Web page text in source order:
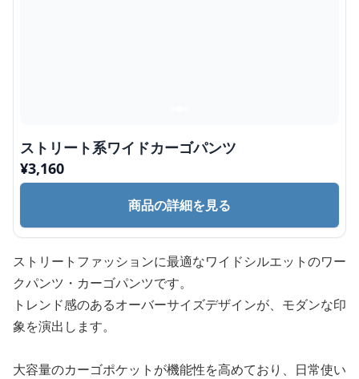
ストリート系ワイドカーゴパンツ
¥3,160
商品の詳細を見る
ストリートファッションに最適なワイドシルエットのワー
クパンツ・カーゴパンツです。
トレンド感のあるオーバーサイズデザインが、モダンな印
象を演出します。
大容量のカーゴポケットが機能性を高めており、日常使い